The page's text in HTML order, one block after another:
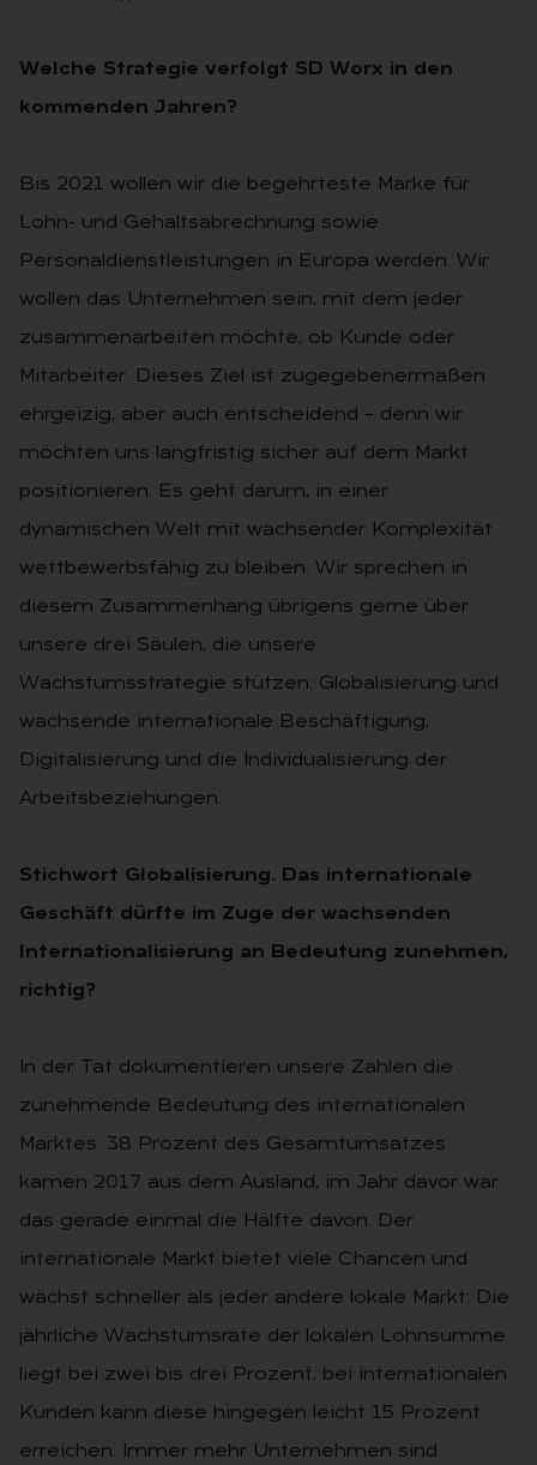
Welche Strategie verfolgt SD Worx in den
kommenden Jahren?
Bis 2021 wollen wir die begehrteste Marke für
Lohn- und Gehaltsabrechnung sowie
Personaldienstleistungen in Europa werden. Wir
wollen das Unternehmen sein, mit dem jeder
zusammenarbeiten möchte, ob Kunde oder
Mitarbeiter. Dieses Ziel ist zugegebenermaßen
ehrgeizig, aber auch entscheidend – denn wir
möchten uns langfristig sicher auf dem Markt
positionieren. Es geht darum, in einer
dynamischen Welt mit wachsender Komplexität
wettbewerbsfähig zu bleiben. Wir sprechen in
diesem Zusammenhang übrigens gerne über
unsere drei Säulen, die unsere
Wachstumsstrategie stützen: Globalisierung und
wachsende internationale Beschäftigung,
Digitalisierung und die Individualisierung der
Arbeitsbeziehungen.
Stichwort Globalisierung. Das internationale
Geschäft dürfte im Zuge der wachsenden
Internationalisierung an Bedeutung zunehmen,
richtig?
In der Tat dokumentieren unsere Zahlen die
zunehmende Bedeutung des internationalen
Marktes: 38 Prozent des Gesamtumsatzes
kamen 2017 aus dem Ausland, im Jahr davor war
das gerade einmal die Hälfte davon. Der
internationale Markt bietet viele Chancen und
wächst schneller als jeder andere lokale Markt: Die
jährliche Wachstumsrate der lokalen Lohnsumme
liegt bei zwei bis drei Prozent, bei internationalen
Kunden kann diese hingegen leicht 15 Prozent
erreichen. Immer mehr Unternehmen sind